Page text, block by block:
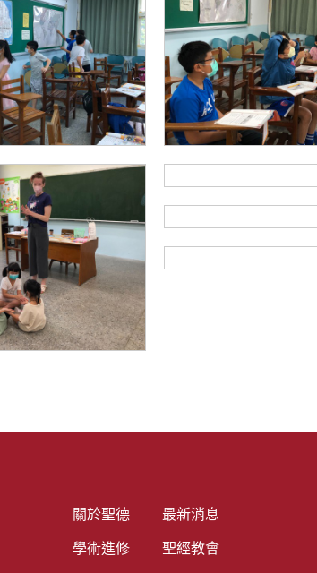
關於聖德
學術進修
最新消息
聖經教會